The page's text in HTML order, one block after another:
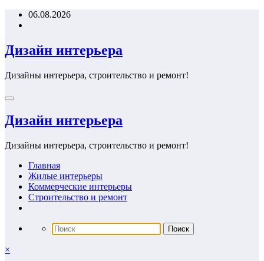
Перейти06.08.2026
Дизайн интерьера
Дизайны интерьера, строительство и ремонт!
Дизайн интерьера
Дизайны интерьера, строительство и ремонт!
Главная
Жилые интерьеры
Коммерческие интерьеры
Строительство и ремонт
×